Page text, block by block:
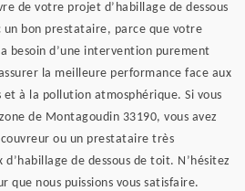
de votre projet d’habillage de dessous
bon prestataire, parce que votre
besoin d’une intervention purement
la meilleure performance face aux
et à la pollution atmosphérique. Si vous
de Montagoudin 33190, vous avez
ou un prestataire très
de dessous de toit. N’hésitez
que nous puissions vous satisfaire.